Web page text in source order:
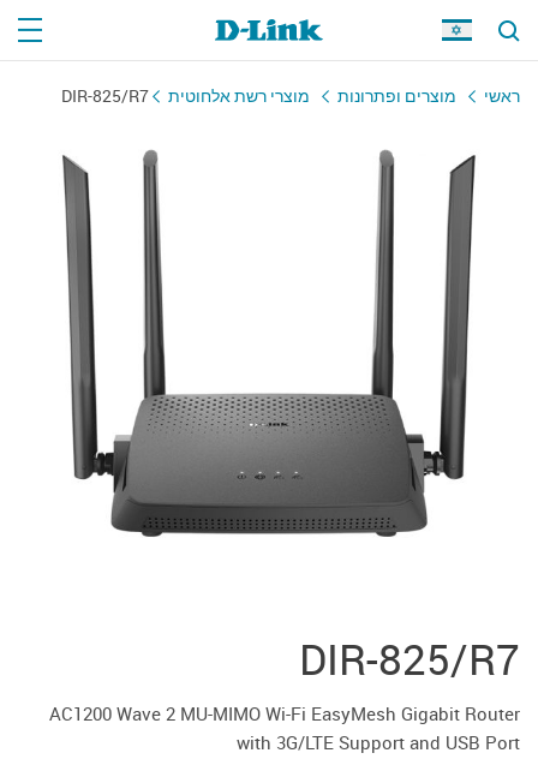
ראשי מוצרים ופתרונות מוצרי רשת אלחוטית DIR-825/R7
DIR-825/R7
AC1200 Wave 2 MU-MIMO Wi-Fi EasyMesh Gigabit Router
with 3G/LTE Support and USB Port